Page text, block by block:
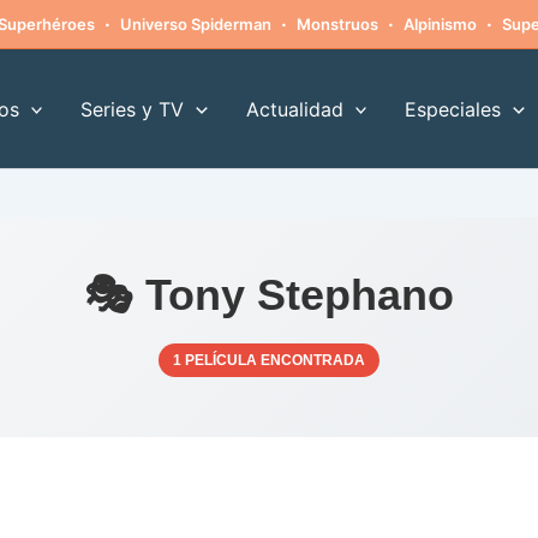
· Universo Spiderman · Monstruos · Alpinismo ·
Series y TV Actualidad Especiales
🎭 Tony Stephano
1 PELÍCULA ENCONTRADA